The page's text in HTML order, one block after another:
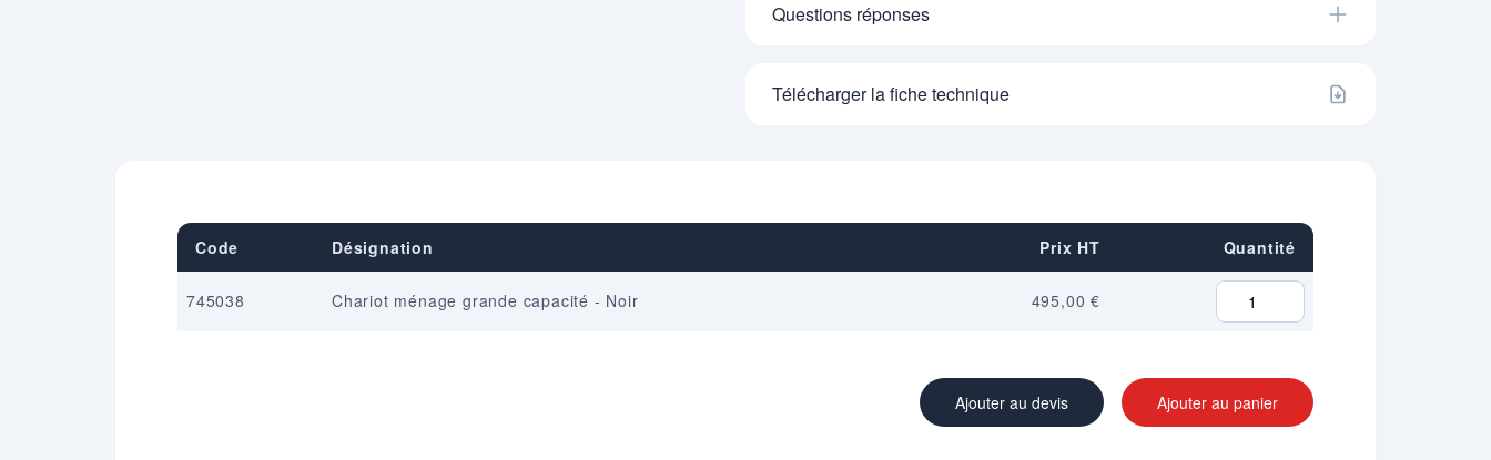
Questions réponses
Télécharger la fiche technique
Code Désignation Prix HT Quantité
745038 Chariot ménage grande capacité - Noir 495,00 €
Ajouter au devis Ajouter au panier